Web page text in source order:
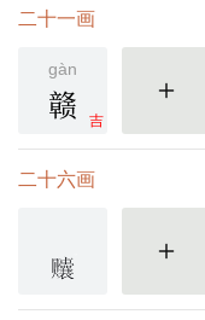
二十一画
gàn
吉
赣 更多
二十六画
更多